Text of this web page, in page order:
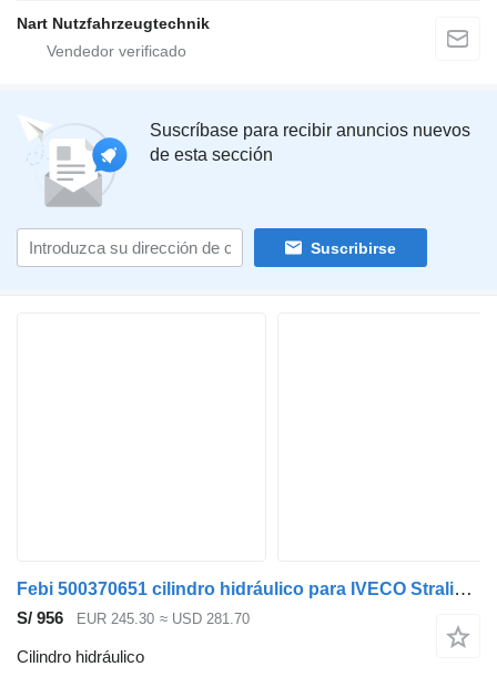
Nart Nutzfahrzeugtechnik
Suscríbase para recibir anuncios nuevos
de esta sección
Suscribirse
Febi 500370651 cilindro hidráulico para IVECO Stralis Trakker cabeza tractora
S/ 956 EUR 245.30 ≈ USD 281.70
Cilindro hidráulico